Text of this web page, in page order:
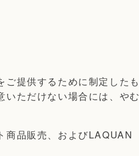
提供するために制定したも
ただけない場合には、やむ
商品販売、およびLAQUAN